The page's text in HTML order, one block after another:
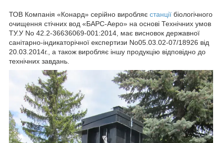
ТОВ Компанія «Конард» серійно виробляє станції біологічного
очищення стічних вод «БАРС-Аеро» на основі Технічних умов
ТУ.У No 42.2-36636069-001:2014, має висновок державної
санітарно-індикаторічної експертизи No05.03.02-07/18926 від
20.03.2014г., а також виробляє іншу продукцію відповідно до
технічних завдань.